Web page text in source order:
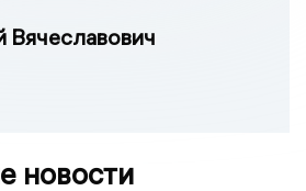
новости